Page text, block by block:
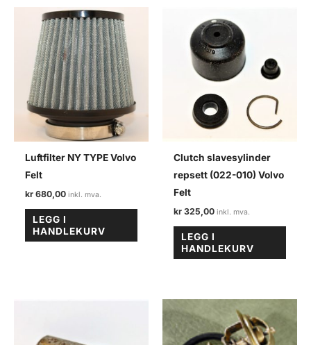
felt
Luftfilter NY TYPE Volvo
Felt
kr 680,00
LEGG I
HANDLEKURV
Clutch slavesylinder
repsett (022-010) Volvo
Felt
kr 325,00
LEGG I
HANDLEKURV